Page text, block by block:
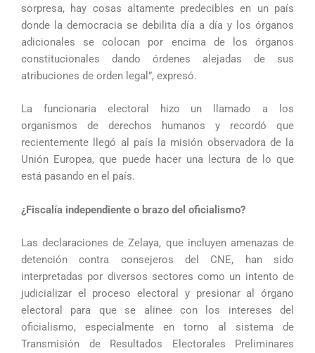
sorpresa, hay cosas altamente predecibles en un país
donde la democracia se debilita día a día y los órganos
adicionales se colocan por encima de los órganos
constitucionales dando órdenes alejadas de sus
atribuciones de orden legal”, expresó.
La funcionaria electoral hizo un llamado a los
organismos de derechos humanos y recordó que
recientemente llegó al país la misión observadora de la
Unión Europea, que puede hacer una lectura de lo que
está pasando en el país.
¿Fiscalía independiente o brazo del oficialismo?
Las declaraciones de Zelaya, que incluyen amenazas de
detención contra consejeros del CNE, han sido
interpretadas por diversos sectores como un intento de
judicializar el proceso electoral y presionar al órgano
electoral para que se alinee con los intereses del
oficialismo, especialmente en torno al sistema de
Transmisión de Resultados Electorales Preliminares